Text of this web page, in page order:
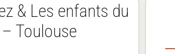
& Les enfants du
Toulouse